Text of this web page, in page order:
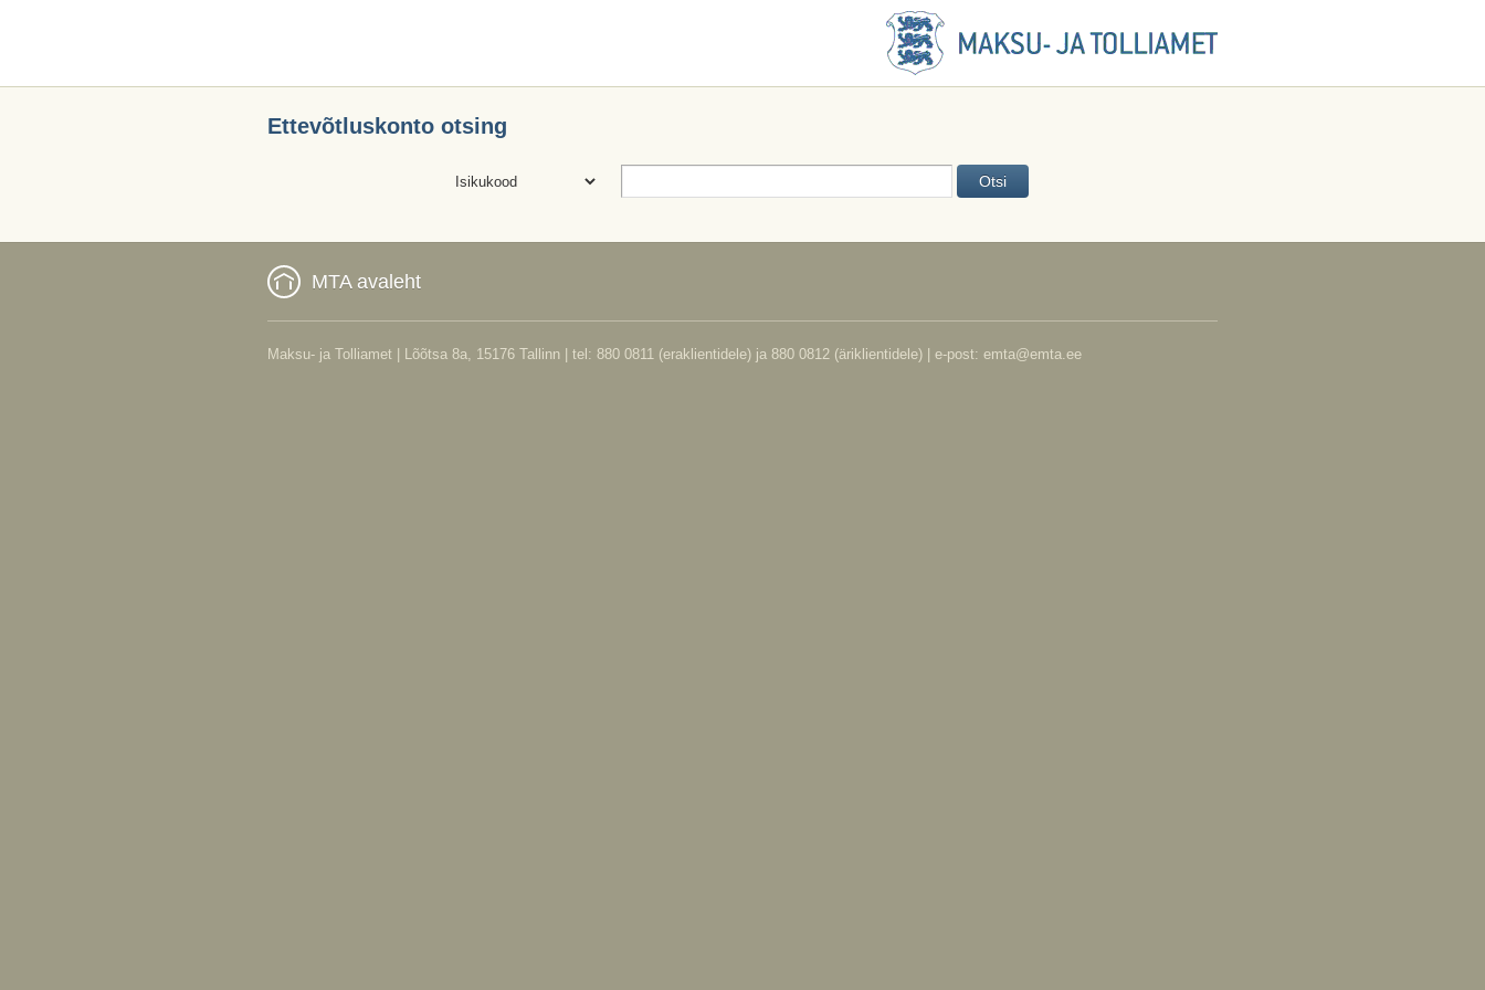
Ettevõtluskonto otsing
MTA avaleht
Maksu- ja Tolliamet | Lõõtsa 8a, 15176 Tallinn | tel: 880 0811 (eraklientidele) ja 880 0812 (äriklientidele) | e-post: emta@emta.ee